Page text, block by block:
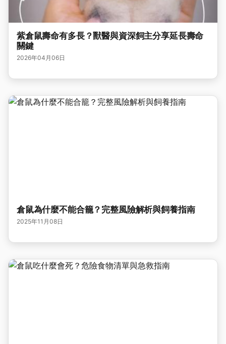
紫倉鼠壽命有多長？獸醫與資深飼主分享延長壽命
關鍵
2026年04月06日
倉鼠為什麼不能合籠？完整風險解析與飼養指南
2025年11月08日